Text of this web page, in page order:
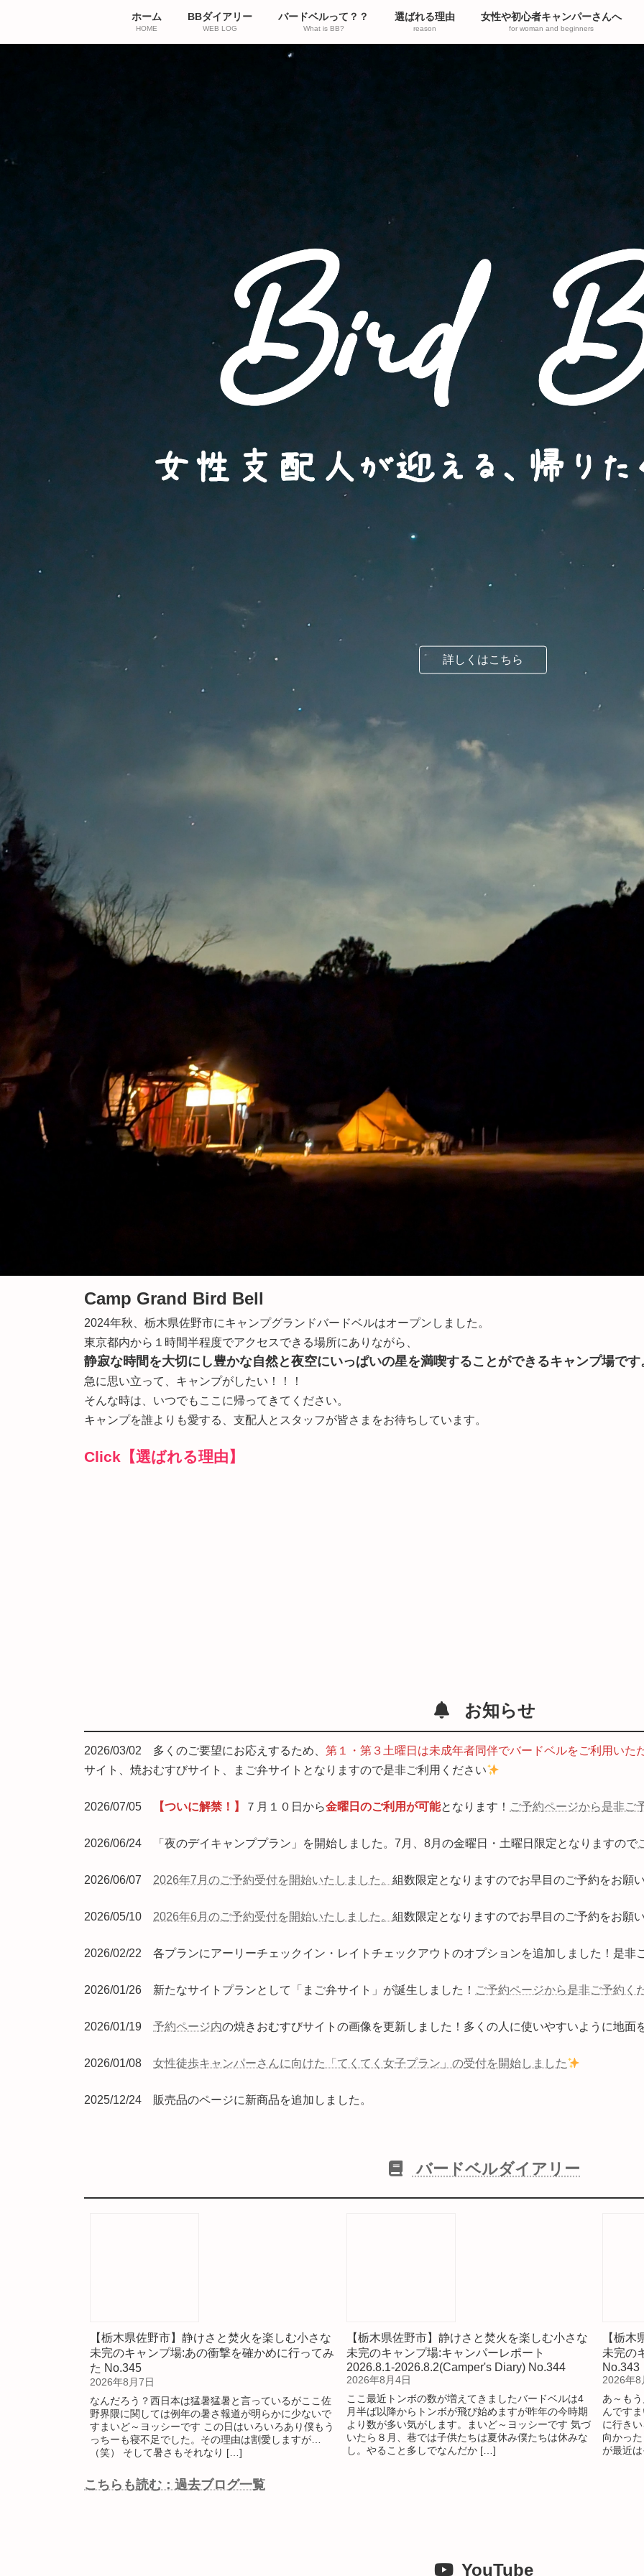
ホーム
HOME
BBダイアリー
WEB LOG
バードベルって？？
What is BB?
選ばれる理由
reason
女性や初心者キャンパーさんへ
for woman and beginners
詳しくはこちら
Camp Grand Bird Bell
2024年秋、栃木県佐野市にキャンプグランドバードベルはオープンしました。
東京都内から１時間半程度でアクセスできる場所にありながら、
静寂な時間を大切にし豊かな自然と夜空にいっぱいの星を満喫することができるキャンプ場です
急に思い立って、キャンプがしたい！！！
そんな時は、いつでもここに帰ってきてください。
キャンプを誰よりも愛する、支配人とスタッフが皆さまをお待ちしています。
Click【選ばれる理由】
お知らせ
2026/03/02 多くのご要望にお応えするため、 第１・第３土曜日は未成年者同伴でバードベルをご利用いた
サイト、焼おむすびサイト、まご弁サイトとなりますので是非ご利用ください
2026/07/05 【ついに解禁！】 ７月１０日から金曜日のご利用が可能となります！ ご予約ページから是非ご
2026/06/24 「夜のデイキャンププラン」を開始しました。7月、8月の金曜日・土曜日限定となりますので
2026/06/07 2026年7月のご予約受付を開始いたしました。 組数限定となりますのでお早目のご予約をお願
2026/05/10 2026年6月のご予約受付を開始いたしました。 組数限定となりますのでお早目のご予約をお願
2026/02/22 各プランにアーリーチェックイン・レイトチェックアウトのオプションを追加しました！是非
2026/01/26 新たなサイトプランとして「まご弁サイト」が誕生しました！ ご予約ページから是非ご予約く
2026/01/19 予約ページ内の焼きおむすびサイトの画像を更新しました！多くの人に使いやすいように地面
2026/01/08 女性徒歩キャンパーさんに向けた「てくてく女子プラン」の受付を開始しました
2025/12/24 販売品のページに新商品を追加しました。
バードベルダイアリー
なんだろう？西日本は猛暑猛暑と言っているがここ佐
野界隈に関しては例年の暑さ報道が明らかに少ないで
すまいど～ヨッシーです この日はいろいろあり僕もう
っちーも寝不足でした。その理由は割愛しますが…
（笑） そして暑さもそれなり […]
ここ最近トンボの数が増えてきましたバードベルは4
月半ば以降からトンボが飛び始めますが昨年の今時期
より数が多い気がします。まいど～ヨッシーです 気づ
いたら８月、巷では子供たちは夏休み僕たちは休みな
し。やること多しでなんだか […]
【栃
未完の
No.343
2026年8
あ～も
んです
に行き
向かっ
が最近
こちらも読む：過去ブログ一覧
YouTube